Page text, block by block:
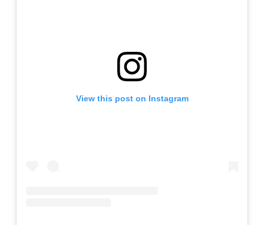
View this post on Instagram